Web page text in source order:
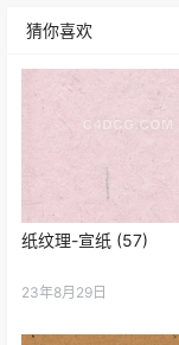
猜你喜欢
纸纹理-宣纸 (57)
23年8月29日